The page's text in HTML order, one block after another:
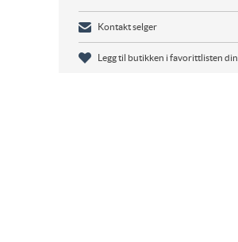
Kontakt selger
Legg til butikken i favorittlisten din